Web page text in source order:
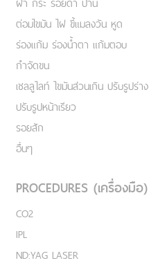
ต่อมไขมัน ไฝ ขี้แมลงวัน หูด
ร่องแก้ม ร่องน้ำตา แก้มตอบ
กำจัดขน
เชลลูไลท์ ไขมันส่วนเกิน ปรับรูปร่าง
ปรับรูปหน้าเรียว
รอยสัก
อื่นๆ
PROCEDURES (เครื่องมือ)
CO2
IPL
ND:YAG LASER